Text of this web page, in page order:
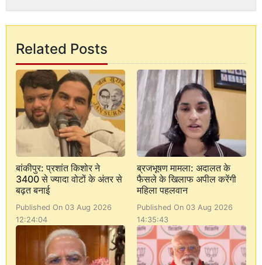
Related Posts
बांकीपुर: प्रशांत किशोर ने
3400 से ज्यादा वोटों के अंतर से
बढ़त बनाई
Published On 03 Aug 2026
12:24:04
ब्रजभूषण मामला: अदालत के
फैसले के खिलाफ अपील करेंगी
महिला पहलवान
Published On 03 Aug 2026
14:35:43